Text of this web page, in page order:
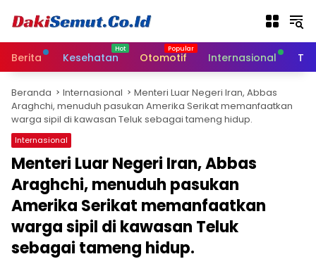
Berita Kesehatan Otomotif Internasional
Beranda Internasional
Menteri Luar Negeri Iran, Abbas
Araghchi, menuduh pasukan Amerika Serikat memanfaatkan
warga sipil di kawasan Teluk sebagai tameng hidup.
Internasional
Menteri Luar Negeri Iran, Abbas
Araghchi, menuduh pasukan
Amerika Serikat memanfaatkan
warga sipil di kawasan Teluk
sebagai tameng hidup.